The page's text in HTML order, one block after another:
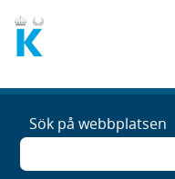
Sök på webbplatsen